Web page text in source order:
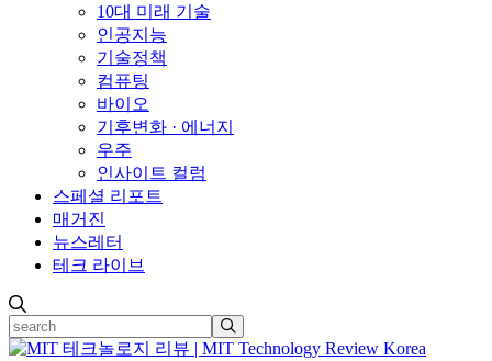
10대 미래 기술
인공지능
기술정책
컴퓨팅
바이오
기후변화 · 에너지
우주
인사이트 컬럼
스페셜 리포트
매거진
뉴스레터
테크 라이브